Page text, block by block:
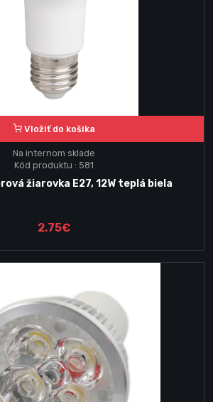
Vložiť do košika
Na internom sklade
Kód produktu : 581
žiarovka E27, 12W teplá biela
2.75€